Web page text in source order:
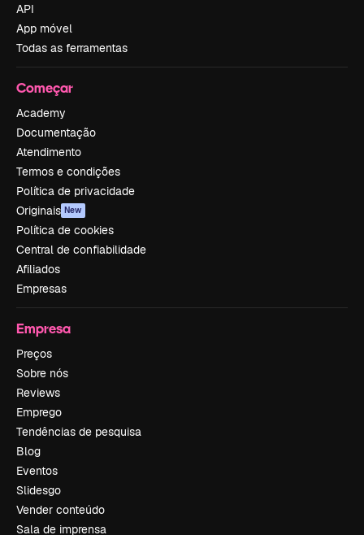
API
App móvel
Todas as ferramentas
Começar
Academy
Documentação
Atendimento
Termos e condições
Política de privacidade
Originais New
Política de cookies
Central de confiabilidade
Afiliados
Empresas
Empresa
Preços
Sobre nós
Reviews
Emprego
Tendências de pesquisa
Blog
Eventos
Slidesgo
Vender conteúdo
Sala de imprensa